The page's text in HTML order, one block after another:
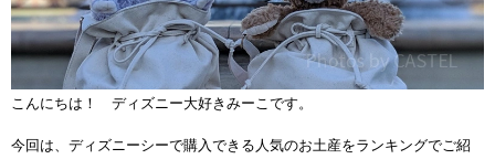
こんにちは！ ディズニー大好きみーこです。
今回は、ディズニーシーで購入できる人気のお土産をランキングでご紹